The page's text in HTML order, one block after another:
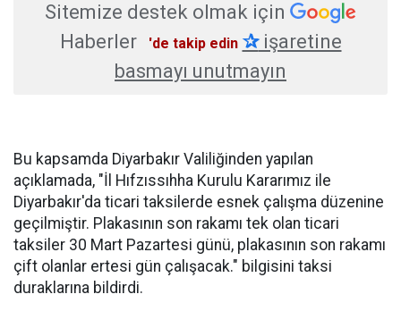
Sitemize destek olmak için
Haberler
'de takip edin ✰işaretine
basmayı unutmayın
Bu kapsamda Diyarbakır Valiliğinden yapılan
açıklamada, "İl Hıfzıssıhha Kurulu Kararımız ile
Diyarbakır'da ticari taksilerde esnek çalışma düzenine
geçilmiştir. Plakasının son rakamı tek olan ticari
taksiler 30 Mart Pazartesi günü, plakasının son rakamı
çift olanlar ertesi gün çalışacak." bilgisini taksi
duraklarına bildirdi.